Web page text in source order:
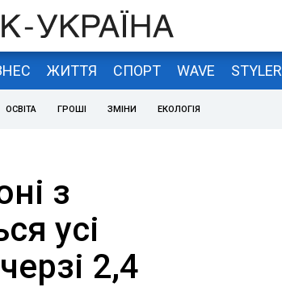
ЖИТТЯ СПОРТ WAVE STYLER
ОСВІТА ГРОШІ ЗМІНИ ЕКОЛОГІЯ
з
усі
2,4